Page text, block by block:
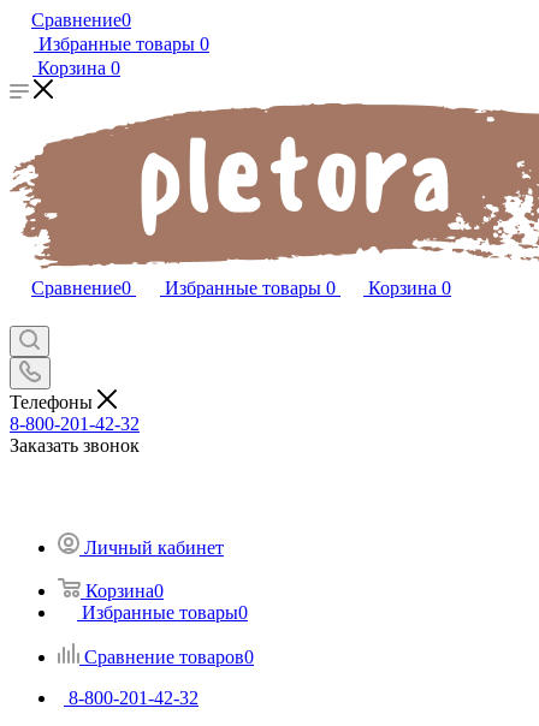
Сравнение0
Избранные товары 0
Корзина 0
Сравнение0 Избранные товары 0 Корзина 0
Телефоны
8-800-201-42-32
Заказать звонок
Личный кабинет
Корзина0
Избранные товары0
Сравнение товаров0
8-800-201-42-32